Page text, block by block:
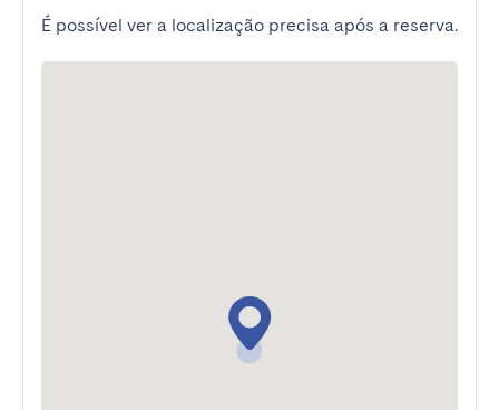
É possível ver a localização precisa após a reserva.